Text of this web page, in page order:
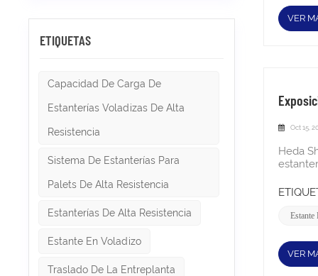
que
las
a la
de
crear
mayor
sólido
VER
Oct 15,
Heda
Estante
VER
ETIQUETAS
Capacidad De Carga De
Estanterías Voladizas De Alta
Resistencia
Sistema De Estanterías Para
Palets De Alta Resistencia
Estanterías De Alta Resistencia
Estante En Voladizo
Traslado De La Entreplanta